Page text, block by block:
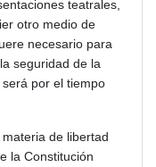
teatrales,
otro medio de
necesario para
seguridad de la
por el tiempo
de libertad
la Constitución